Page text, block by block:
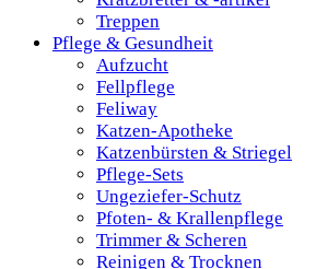
Treppen
Pflege & Gesundheit
Aufzucht
Fellpflege
Feliway
Katzen-Apotheke
Katzenbürsten & Striegel
Pflege-Sets
Ungeziefer-Schutz
Pfoten- & Krallenpflege
Trimmer & Scheren
Reinigen & Trocknen